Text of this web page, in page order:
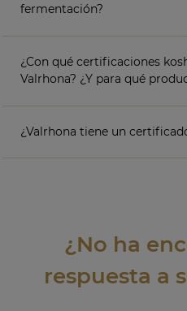
fermentación?
¿Con qué certificaciones
Valrhona? ¿Y para qué
¿Valrhona tiene un
¿No ha
respuesta a